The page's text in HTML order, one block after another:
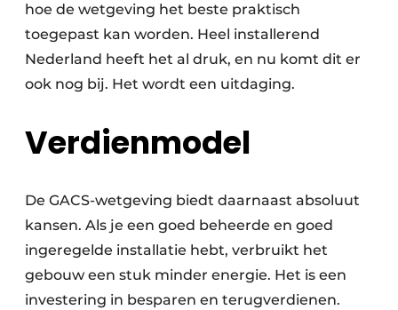
hoe de wetgeving het beste praktisch
toegepast kan worden. Heel installerend
Nederland heeft het al druk, en nu komt dit er
ook nog bij. Het wordt een uitdaging.
Verdienmodel
De GACS-wetgeving biedt daarnaast absoluut
kansen. Als je een goed beheerde en goed
ingeregelde installatie hebt, verbruikt het
gebouw een stuk minder energie. Het is een
investering in besparen en terugverdienen.